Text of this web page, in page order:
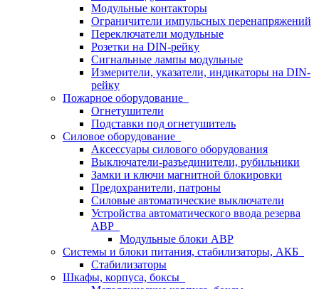
Модульные контакторы
Ограничители импульсных перенапряжений
Переключатели модульные
Розетки на DIN-рейку
Сигнальные лампы модульные
Измерители, указатели, индикаторы на DIN-
рейку
Пожарное оборудование
Огнетушители
Подставки под огнетушитель
Силовое оборудование
Аксессуары силового оборудования
Выключатели-разъединители, рубильники
Замки и ключи магнитной блокировки
Предохранители, патроны
Силовые автоматические выключатели
Устройства автоматического ввода резерва
АВР
Модульные блоки АВР
Системы и блоки питания, стабилизаторы, АКБ
Стабилизаторы
Шкафы, корпуса, боксы